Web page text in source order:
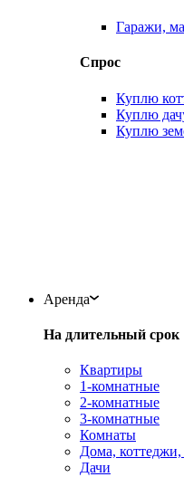
Гаражи,
Спрос
Куплю
Куплю
Куплю
Аренда
На длительный срок
Квартиры
1-комнатные
2-комнатные
3-комнатные
Комнаты
Дома, коттеджи,
Дачи